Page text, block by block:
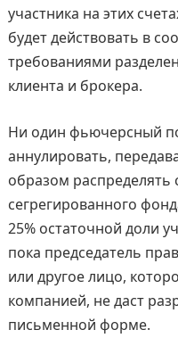
участника на этих
будет действовать в
требованиями
клиента и брокера.
Ни один фьючерсный
аннулировать,
образом распределять
сегрегированного
25% остаточной доли
пока председатель
или другое лицо,
компанией, не даст
письменной форме.